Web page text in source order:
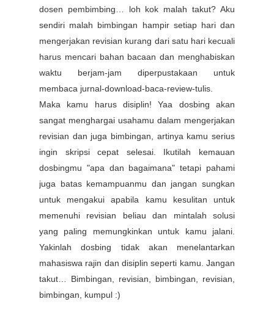
dosen pembimbing… loh kok malah takut? Aku
sendiri malah bimbingan hampir setiap hari dan
mengerjakan revisian kurang dari satu hari kecuali
harus mencari bahan bacaan dan menghabiskan
waktu berjam-jam diperpustakaan untuk
membaca jurnal-download-baca-review-tulis.
Maka kamu harus disiplin! Yaa dosbing akan
sangat menghargai usahamu dalam mengerjakan
revisian dan juga bimbingan, artinya kamu serius
ingin skripsi cepat selesai. Ikutilah kemauan
dosbingmu "apa dan bagaimana" tetapi pahami
juga batas kemampuanmu dan jangan sungkan
untuk mengakui apabila kamu kesulitan untuk
memenuhi revisian beliau dan mintalah solusi
yang paling memungkinkan untuk kamu jalani.
Yakinlah dosbing tidak akan menelantarkan
mahasiswa rajin dan disiplin seperti kamu. Jangan
takut… Bimbingan, revisian, bimbingan, revisian,
bimbingan, kumpul :)